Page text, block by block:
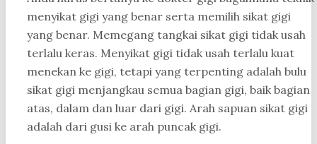
menyikat gigi yang benar serta memilih sikat gigi
yang benar. Memegang tangkai sikat gigi tidak usah
terlalu keras. Menyikat gigi tidak usah terlalu kuat
menekan ke gigi, tetapi yang terpenting adalah bulu
sikat gigi menjangkau semua bagian gigi, baik bagian
atas, dalam dan luar dari gigi. Arah sapuan sikat gigi
adalah dari gusi ke arah puncak gigi.